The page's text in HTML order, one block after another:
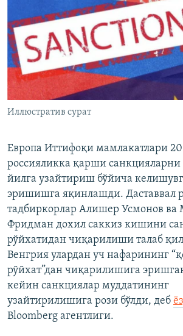
Иллюстратив сурат
Европа Иттифоқи мамлакатлари
россияликка қарши
йилга узайтириш бўйича
эришишга яқинлашди. Даставвал
тадбиркорлар Алишер Усмонов ва
Фридман дохил саккиз кишини
рўйхатидан чиқарилиши талаб
Венгрия улардан уч нафарининг
рўйхат”дан чиқарилишига
кейин санкциялар муддатининг
узайтирилишига рози бўлди, деб
Bloomberg агентлиги.